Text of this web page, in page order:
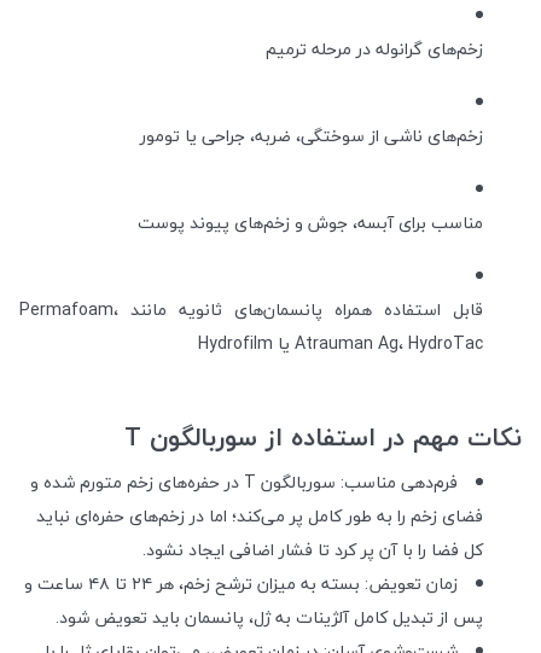
زخم‌های گرانوله در مرحله ترمیم
زخم‌های ناشی از سوختگی، ضربه، جراحی یا تومور
مناسب برای آبسه، جوش و زخم‌های پیوند پوست
قابل استفاده همراه پانسمان‌های ثانویه مانند Permafoam،
Atrauman Ag، HydroTac یا Hydrofilm
نکات مهم در استفاده از سوربالگون T
فرم‌دهی مناسب: سوربالگون T در حفره‌های زخم متورم شده و
فضای زخم را به طور کامل پر می‌کند؛ اما در زخم‌های حفره‌ای نباید
کل فضا را با آن پر کرد تا فشار اضافی ایجاد نشود.
زمان تعویض: بسته به میزان ترشح زخم، هر ۲۴ تا ۴۸ ساعت و
پس از تبدیل کامل آلژینات به ژل، پانسمان باید تعویض شود.